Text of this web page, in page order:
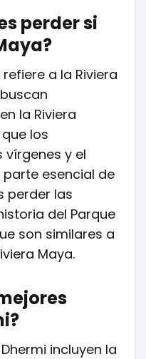
perder si
a la Riviera
la Riviera
los
y el
esencial de
perder las
del Parque
son similares a
Maya.
incluyen la